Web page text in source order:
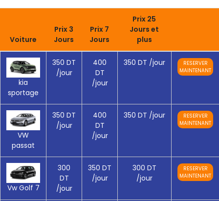
Voiture
Prix 3
Jours
Prix 7
Jours
Prix 25
Jours et
plus
kia
sportage
350 DT
/jour
400
DT
/jour
350 DT /jour
RESERVER
MAINTENANT
VW
passat
350 DT
/jour
400
DT
/jour
350 DT /jour
RESERVER
MAINTENANT
Vw Golf 7
300
DT
/jour
350 DT
/jour
300 DT
/jour
RESERVER
MAINTENANT